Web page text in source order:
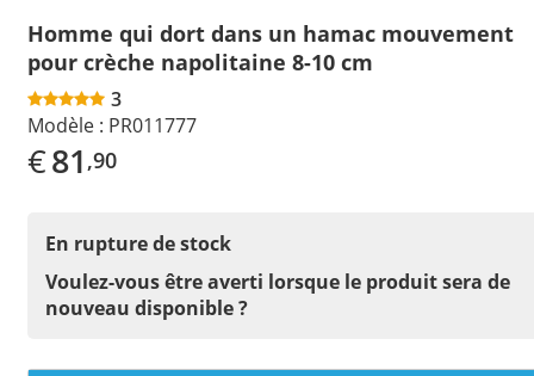
Homme qui dort dans un hamac mouvement
pour crèche napolitaine 8-10 cm
3
Modèle : PR011777
€81 ,90
En rupture de stock
Voulez-vous être averti lorsque le produit sera de
nouveau disponible ?